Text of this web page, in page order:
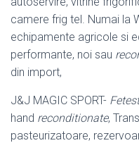
camere frig tel. Numai la
echipamente agricole si
performante, noi sau
din import,
J&J MAGIC SPORT-
hand reconditionate,
pasteurizatoare,